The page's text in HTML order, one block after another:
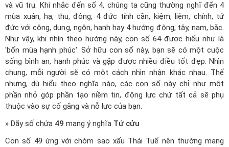
và vũ trụ. Khi nhắc đến số 4, chúng ta cũng thường nghĩ đến 4
mùa xuân, hạ, thu, đông, 4 đức tính cần, kiệm, liêm, chính, tứ
đức với công, dung, ngôn, hạnh hay 4 hướng đông, tây, nam, bắc.
Như vậy, khi nhìn theo hướng này, con số 64 được hiểu như là
'bốn mùa hạnh phúc'. Sở hữu con số này, bạn sẽ có một cuộc
sống bình an, hạnh phúc và gặp được nhiều điều tốt đẹp. Nhìn
chung, mỗi người sẽ có một cách nhìn nhận khác nhau. Thế
nhưng, dù hiểu theo nghĩa nào, các con số này chỉ như một
phần nhỏ góp phần tạo niềm tin, động lực chứ tất cả sẽ phụ
thuộc vào sự cố gắng và nỗ lực của bạn.
» Dãy số chứa 49 mang ý nghĩa Tứ cửu
Con số 49 ứng với chòm sao xấu Thái Tuế nên thường mang